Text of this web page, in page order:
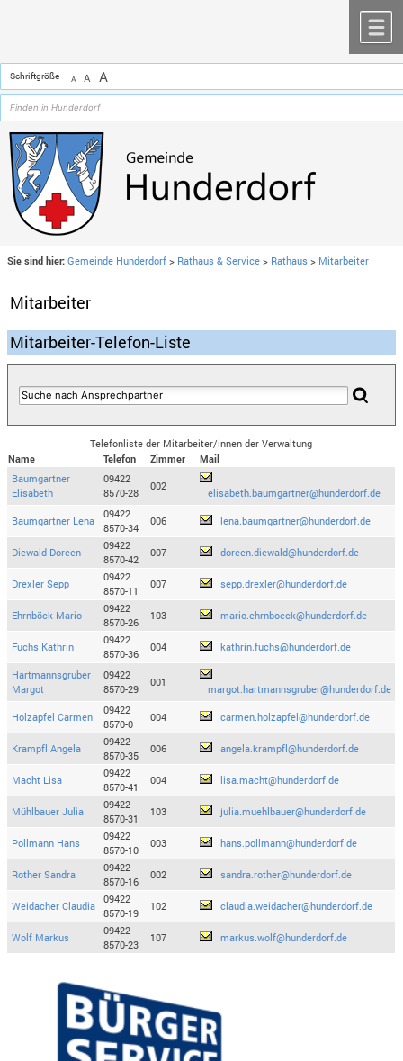
Schriftgröße A A A
Sie sind hier: Gemeinde Hunderdorf > Rathaus & Service > Rathaus > Mitarbeiter
Mitarbeiter
Mitarbeiter-Telefon-Liste
Telefonliste der Mitarbeiter/innen der Verwaltung
Name
Telefon Zimmer
Mail
Baumgartner
Elisabeth
09422
8570-28
002
elisabeth.baumgartner@hunderdorf.de
Baumgartner Lena
09422
8570-34
006 lena.baumgartner@hunderdorf.de
Diewald Doreen
09422
8570-42
007 doreen.diewald@hunderdorf.de
Drexler Sepp
09422
8570-11
007 sepp.drexler@hunderdorf.de
Ehrnböck Mario
09422
8570-26
103 mario.ehrnboeck@hunderdorf.de
Fuchs Kathrin
09422
8570-36
004 kathrin.fuchs@hunderdorf.de
Hartmannsgruber
Margot
09422
8570-29
001
margot.hartmannsgruber@hunderdorf.de
Holzapfel Carmen
09422
8570-0
004 carmen.holzapfel@hunderdorf.de
Krampfl Angela
09422
8570-35
006 angela.krampfl@hunderdorf.de
Macht Lisa
09422
8570-41
004 lisa.macht@hunderdorf.de
Mühlbauer Julia
09422
8570-31
103 julia.muehlbauer@hunderdorf.de
Pollmann Hans
09422
8570-10
003 hans.pollmann@hunderdorf.de
Rother Sandra
09422
8570-16
002 sandra.rother@hunderdorf.de
Weidacher Claudia
09422
8570-19
102 claudia.weidacher@hunderdorf.de
Wolf Markus
09422
8570-23
107 markus.wolf@hunderdorf.de